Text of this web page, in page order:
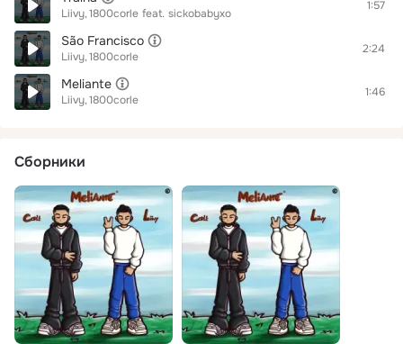
Liivy 1800corle feat. sickobabyxo
1:57
São Francisco
Liivy 1800corle
2:24
Meliante
Liivy 1800corle
1:46
Сборники